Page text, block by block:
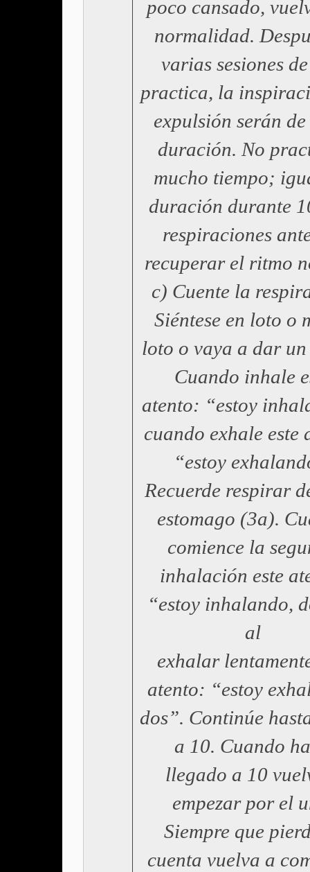
poco cansado,
normalidad.
varias sesiones
practica, la
expulsión serán
duración. No
mucho tiempo;
duración durante
respiraciones
recuperar el ritmo
c) Cuente la
Siéntese en loto o
loto o vaya a dar un
Cuando inhale
atento: “estoy
cuando exhale este
“estoy
Recuerde respirar
estomago (3a).
comience la
inhalación este
“estoy inhalando,
al
exhalar
atento: “estoy
dos”. Continúe
a 10. Cuando
llegado a 10
empezar por el
Siempre que
cuenta vuelva a